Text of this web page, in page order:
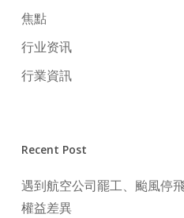
焦點
行业资讯
行業資訊
Recent Post
遇到航空公司罷工、颱風停
權益差異